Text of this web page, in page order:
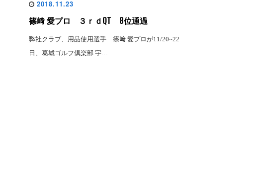
2018.11.23
篠﨑 愛プロ ３ｒｄQT 8位通過
弊社クラブ、用品使用選手 篠﨑 愛プロが11/20~22
日、葛城ゴルフ倶楽部 宇…